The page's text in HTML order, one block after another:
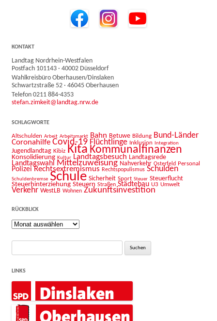
KONTAKT
Landtag Nordrhein-Westfalen
Postfach 101143 · 40002 Düsseldorf
Wahlkreisbüro Oberhausen/Dinslaken
Schwartzstraße 52 · 46045 Oberhausen
Telefon 0211 884-4353
stefan.zimkeit@landtag.nrw.de
SCHLAGWORTE
Altschulden Arbeit Arbeitsmarkt Bahn Betuwe Bildung Bund-Länder
Coronahilfe Covid-19 Flüchtlinge Inklusion Integration
Jugendlandtag Kibiz Kita Kommunalfinanzen
Konsolidierung Kultur Landtagsbesuch Landtagsrede
Landtagswahl Mittelzuweisung Nahverkehr Osterfeld Personal
Polizei Rechtsextremismus Rechtspopulismus Schulden
Schuldenbremse Schule Sicherheit Sport Steuer Steuerflucht
Steuerhinterziehung Steuern Straßen Städtebau U3 Umwelt
Verkehr WestLB Wohnen Zukunftsinvestition
RÜCKBLICK
Rückblick
LINKS